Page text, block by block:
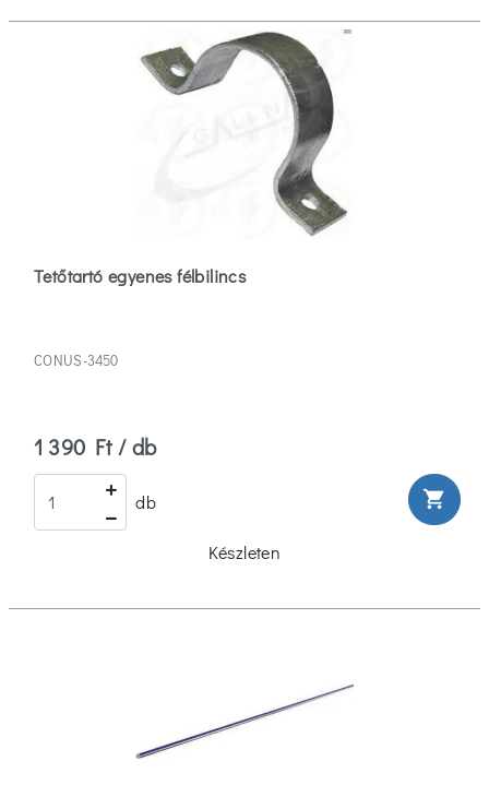
Tetőtartó egyenes félbilincs
CONUS-3450
1 390 Ft / db
db shopping_cart
Készleten